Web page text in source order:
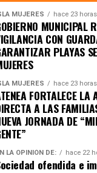
las noticias al
canal oficial de
MUJERES hace 23 horas
MUNICIPAL
CON
PLAYAS
MUJERES hace 23 horas
FORTALECE LA
A LAS
JORNADA DE
LA OPINIÓN DE: hace 22
ofendida e